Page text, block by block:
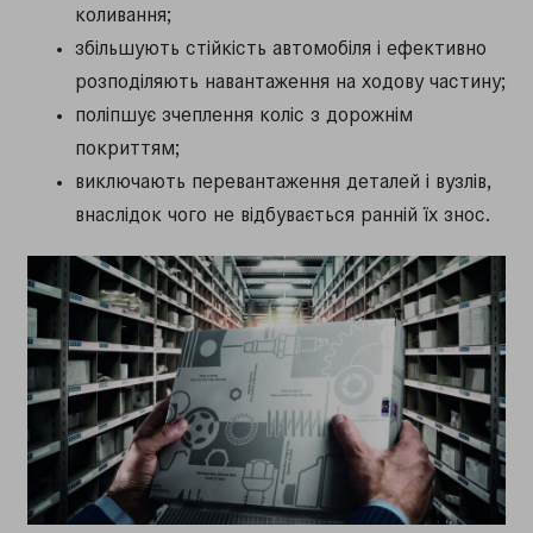
коливання;
збільшують стійкість автомобіля і ефективно
розподіляють навантаження на ходову частину;
поліпшує зчеплення коліс з дорожнім
покриттям;
виключають перевантаження деталей і вузлів,
внаслідок чого не відбувається ранній їх знос.